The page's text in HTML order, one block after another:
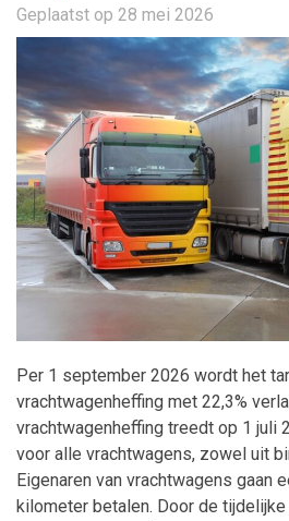
Maatwerk
Geplaatst op 28 mei 2026
Per 1 september 2026 wordt het
vrachtwagenheffing met 22,3%
vrachtwagenheffing treedt op 1 juli
voor alle vrachtwagens, zowel uit
Eigenaren van vrachtwagens gaan
kilometer betalen. Door de